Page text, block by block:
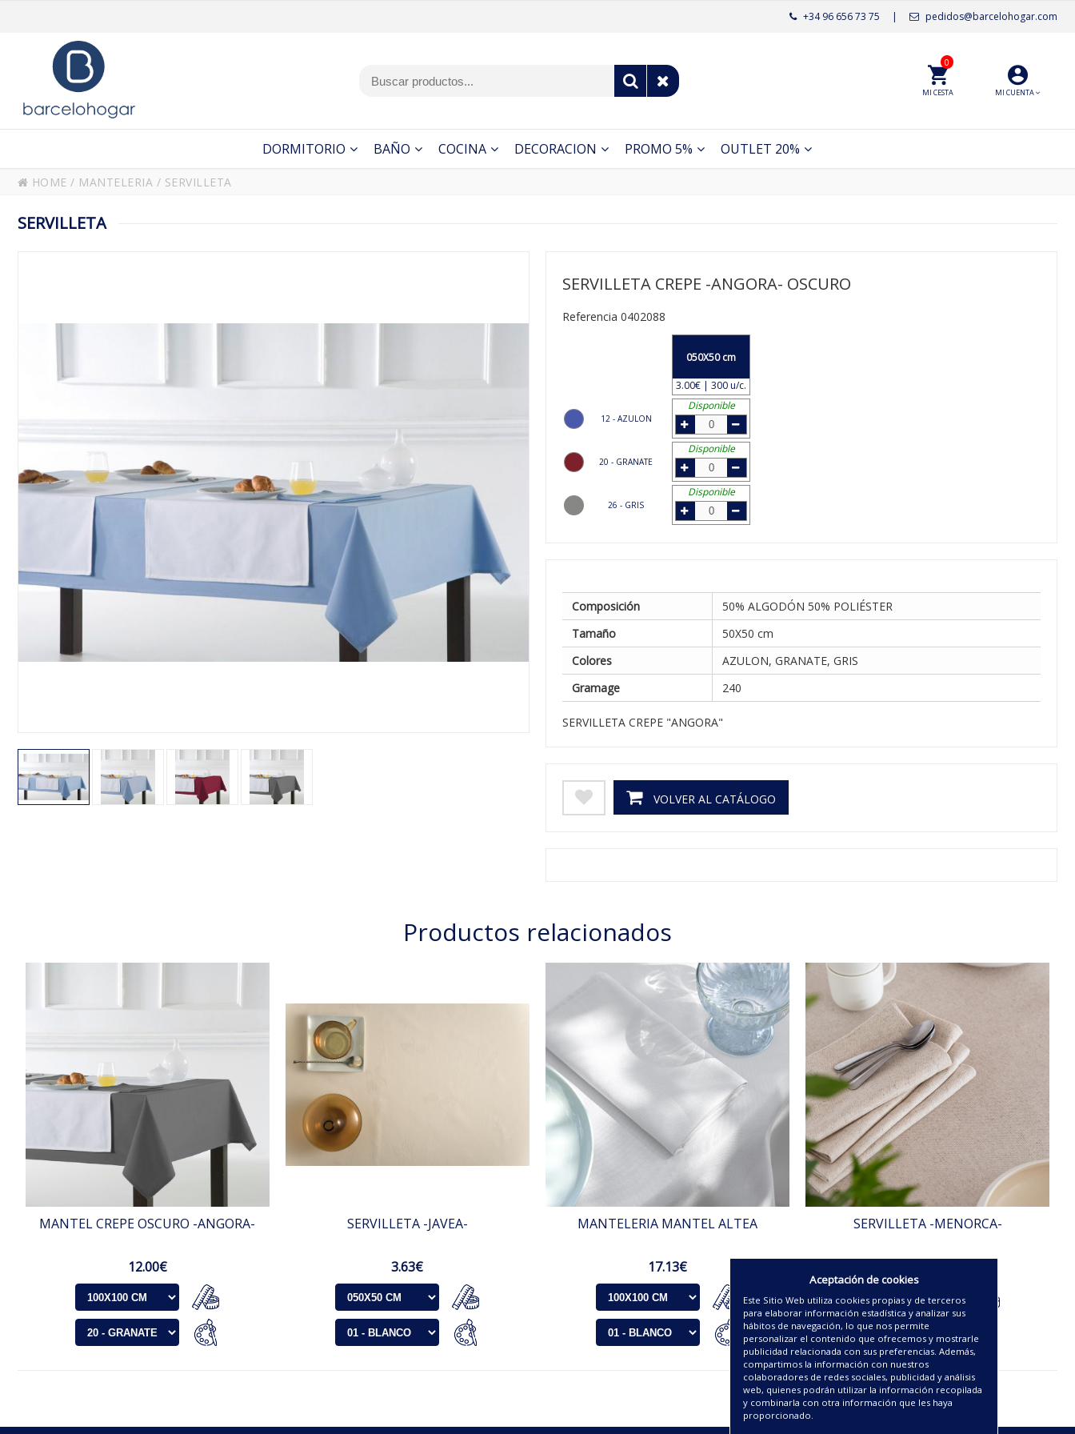
pedidos@barcelohogar.com
|
+34 96 656 73 75
MI CUENTA
MI CESTA
0
DORMITORIO BAÑO COCINA DECORACION PROMO 5% OUTLET 20%
HOME / MANTELERIA / SERVILLETA
SERVILLETA
SERVILLETA CREPE -ANGORA- OSCURO
Referencia 0402088
12 - AZULON
20 - GRANATE
26 - GRIS
050X50 cm
3.00€ | 300 u/c.
Disponible
Disponible
Disponible
Composición
50% ALGODÓN 50% POLIÉSTER
Tamaño
50X50 cm
Colores
AZULON, GRANATE, GRIS
Gramage
240
SERVILLETA CREPE "ANGORA"
VOLVER AL CATÁLOGO
Productos relacionados
MANTEL CREPE OSCURO -ANGORA-
12.00€
SERVILLETA -JAVEA-
3.63€
MANTELERIA MANTEL ALTEA
17.13€
SERVILLETA -MENORCA-
Aceptación de cookies
Este Sitio Web utiliza cookies propias y de terceros
para elaborar información estadística y analizar sus
hábitos de navegación, lo que nos permite
personalizar el contenido que ofrecemos y mostrarle
publicidad relacionada con sus preferencias. Además,
compartimos la información con nuestros
colaboradores de redes sociales, publicidad y análisis
web, quienes podrán utilizar la información recopilada
y combinarla con otra información que les haya
proporcionado.